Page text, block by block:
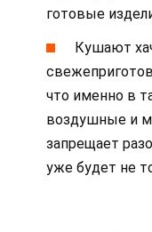
готовые
Кушают
что именно в
воздушные и
запрещает
уже будет не